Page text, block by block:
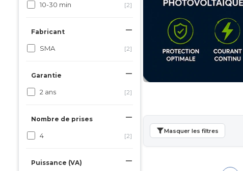
10-30 min [2]
Fabricant
SMA [2]
Garantie
2 ans [2]
Nombre de prises
4 [2]
Puissance (VA)
Masquer les filtres